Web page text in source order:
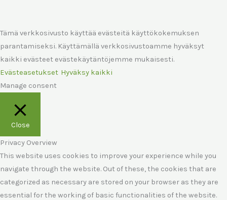
Tämä verkkosivusto käyttää evästeitä käyttökokemuksen
parantamiseksi. Käyttämällä verkkosivustoamme hyväksyt
kaikki evästeet evästekäytäntöjemme mukaisesti.
Evästeasetukset Hyväksy kaikki
Manage consent
Close
Privacy Overview
This website uses cookies to improve your experience while you
navigate through the website. Out of these, the cookies that are
categorized as necessary are stored on your browser as they are
essential for the working of basic functionalities of the website.